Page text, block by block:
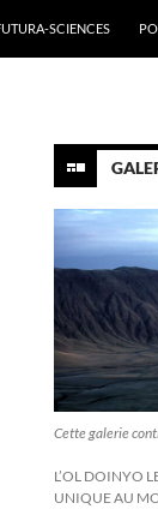
SCIENCES
Cette galerie
L’OL DOINYO
UNIQUE AU